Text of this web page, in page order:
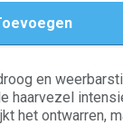
en
haarvezel
het ontwarren,